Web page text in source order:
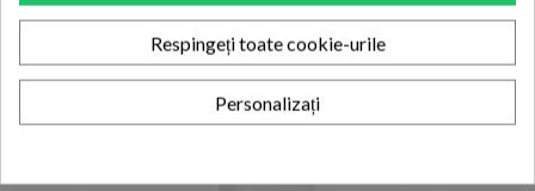
Respingeți toate cookie-urile
Personalizați